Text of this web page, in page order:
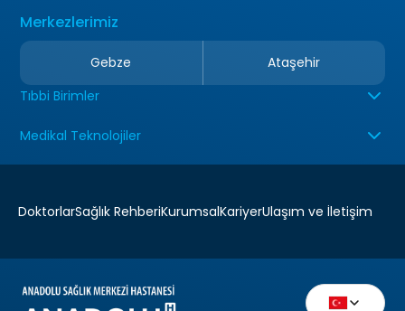
Merkezlerimiz
Gebze
Ataşehir
Tıbbi Birimler
Medikal Teknolojiler
DoktorlarSağlık RehberiKurumsalKariyerUlaşım ve İletişim